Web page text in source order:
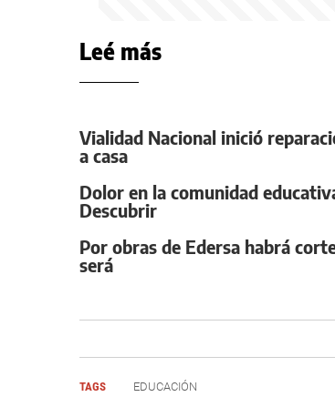
Leé más
Vialidad Nacional inició
a casa
Dolor en la comunidad
Descubrir
Por obras de Edersa habrá
será
TAGS EDUCACIÓN